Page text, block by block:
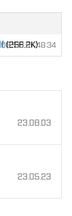
(256.2K)
08-03 07:48:34
23.08.03
23.05.23